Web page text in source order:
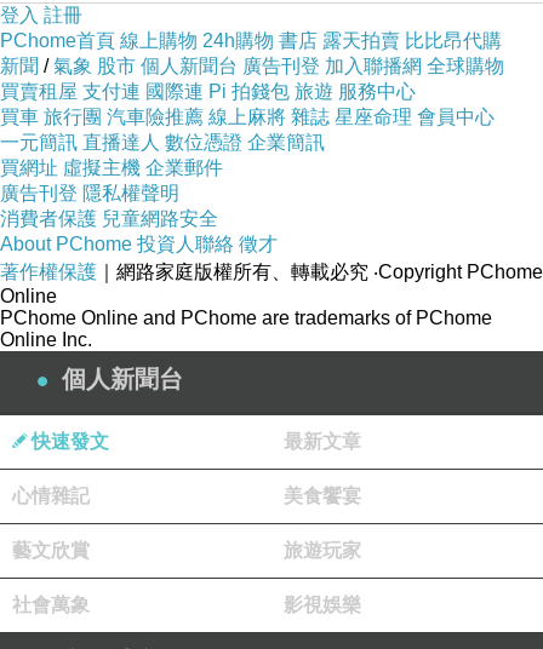
做錯事的時候。而且，做錯事的人又分為知
錯、肯認錯而又知道改過的人，和永遠不肯認
錯，不改其過，自認為自己永遠沒有錯的人。
不管任何一位身分地位有多崇高的人，或很卑
微、平凡的人，他一定也只是個「人」。他還
需要喝水、吃食物、也要休息和睡覺的，因為
任何一個平凡或不平的人，他們都離不開「情
慾世界」。
大家都想修養自己的脾氣個性，也有很多人信
仰宗教，有形、無形之中進入了「修行世
界」。但是，都無法遠離喜、怒、哀、樂「情
慾世界」的生活領域。
由於人類一生下來，就背負著「七情六慾」，
登入 註冊
PChome首頁 線上購物 24h購物 書店 露天拍賣 比比昂代購
新聞 /氣象 股市 個人新聞台 廣告刊登 加入聯播網 全球購物
買賣租屋 支付連 國際連 Pi 拍錢包 旅遊 服務中心
買車 旅行團 汽車險推薦 線上麻將 雜誌 星座命理 會員中心
一元簡訊 直播達人 數位憑證 企業簡訊
買網址 虛擬主機 企業郵件
廣告刊登 隱私權聲明
消費者保護 兒童網路安全
About PChome 投資人聯絡 徵才
著作權保護 ｜網路家庭版權所有、轉載必究 ‧Copyright PChome
Online
PChome Online and PChome are trademarks of PChome
Online Inc.
個人新聞台
快速發文 最新文章
心情雜記 美食饗宴
藝文欣賞 旅遊玩家
社會萬象 影視娛樂